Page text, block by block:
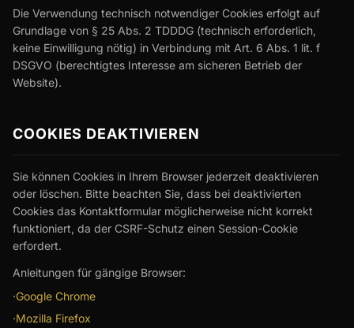
Die Verwendung technisch notwendiger Cookies erfolgt auf
Grundlage von § 25 Abs. 2 TDDDG (technisch erforderlich,
keine Einwilligung nötig) in Verbindung mit Art. 6 Abs. 1 lit. f
DSGVO (berechtigtes Interesse am sicheren Betrieb der
Website).
COOKIES DEAKTIVIEREN
Sie können Cookies in Ihrem Browser jederzeit deaktivieren
oder löschen. Bitte beachten Sie, dass bei deaktivierten
Cookies das Kontaktformular möglicherweise nicht korrekt
funktioniert, da der CSRF-Schutz einen Session-Cookie
erfordert.
Anleitungen für gängige Browser:
·Google Chrome
·Mozilla Firefox